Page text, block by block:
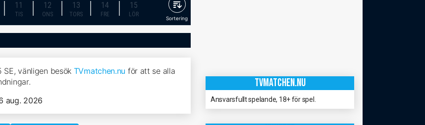
11
TIS
12
ONS
13
TORS
14
FRE
15
LÖR
Sortering
vänligen besök TVmatchen.nu för att se alla
aug. 2026
TVMATCHEN.NU
Ansvarsfullt spelande, 18+ för spel.